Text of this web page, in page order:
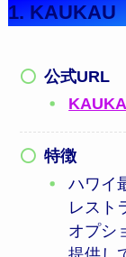
1. KAUKAU
公式URL
特徴
ハワイ
レスト
オプシ